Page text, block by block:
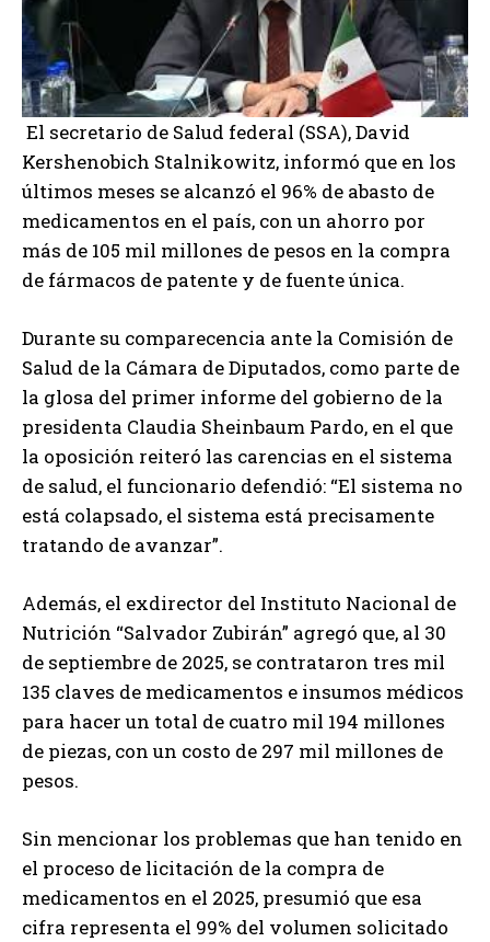
El secretario de Salud federal (SSA), David
Kershenobich Stalnikowitz, informó que en los
últimos meses se alcanzó el 96% de abasto de
medicamentos en el país, con un ahorro por
más de 105 mil millones de pesos en la compra
de fármacos de patente y de fuente única.
Durante su comparecencia ante la Comisión de
Salud de la Cámara de Diputados, como parte de
la glosa del primer informe del gobierno de la
presidenta Claudia Sheinbaum Pardo, en el que
la oposición reiteró las carencias en el sistema
de salud, el funcionario defendió: “El sistema no
está colapsado, el sistema está precisamente
tratando de avanzar”.
Además, el exdirector del Instituto Nacional de
Nutrición “Salvador Zubirán” agregó que, al 30
de septiembre de 2025, se contrataron tres mil
135 claves de medicamentos e insumos médicos
para hacer un total de cuatro mil 194 millones
de piezas, con un costo de 297 mil millones de
pesos.
Sin mencionar los problemas que han tenido en
el proceso de licitación de la compra de
medicamentos en el 2025, presumió que esa
cifra representa el 99% del volumen solicitado